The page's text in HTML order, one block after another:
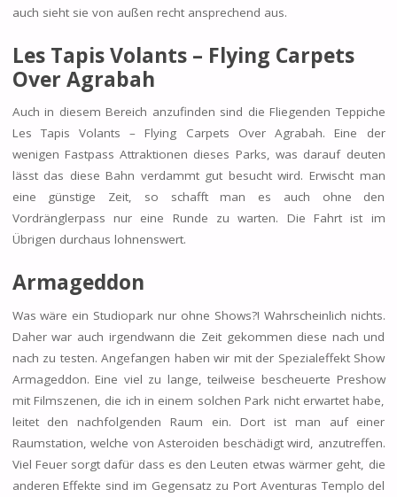
auch sieht sie von außen recht ansprechend aus.
Les Tapis Volants – Flying Carpets
Over Agrabah
Auch in diesem Bereich anzufinden sind die Fliegenden Teppiche
Les Tapis Volants – Flying Carpets Over Agrabah. Eine der
wenigen Fastpass Attraktionen dieses Parks, was darauf deuten
lässt das diese Bahn verdammt gut besucht wird. Erwischt man
eine günstige Zeit, so schafft man es auch ohne den
Vordränglerpass nur eine Runde zu warten. Die Fahrt ist im
Übrigen durchaus lohnenswert.
Armageddon
Was wäre ein Studiopark nur ohne Shows?! Wahrscheinlich nichts.
Daher war auch irgendwann die Zeit gekommen diese nach und
nach zu testen. Angefangen haben wir mit der Spezialeffekt Show
Armageddon. Eine viel zu lange, teilweise bescheuerte Preshow
mit Filmszenen, die ich in einem solchen Park nicht erwartet habe,
leitet den nachfolgenden Raum ein. Dort ist man auf einer
Raumstation, welche von Asteroiden beschädigt wird, anzutreffen.
Viel Feuer sorgt dafür dass es den Leuten etwas wärmer geht, die
anderen Effekte sind im Gegensatz zu Port Aventuras Templo del